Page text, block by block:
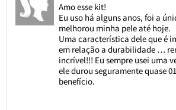
Amo esse kit!
Eu uso há alguns anos, foi a
melhorou minha pele até hoje.
Uma característica dele que é
em relação a durabilidade …
incrível!!! Eu sempre usei uma
ele durou seguramente quase
benefício.